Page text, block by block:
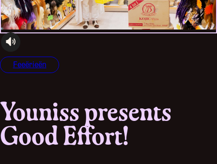
Feeërieën
Youniss presents
Good Effort!